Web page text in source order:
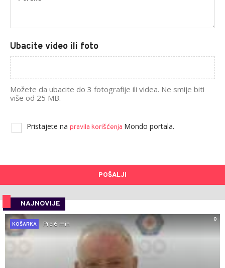
Ubacite video ili foto
Možete da ubacite do 3 fotografije ili videa. Ne smije biti
više od 25 MB.
Pristajete na pravila korišćenja Mondo portala.
POŠALJI
NAJNOVIJE
0
KOŠARKA
Pre 6 min